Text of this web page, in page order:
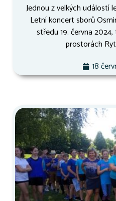
Jednou z velkých událostí
Letní koncert sborů
středu 19. června
prostorách
18